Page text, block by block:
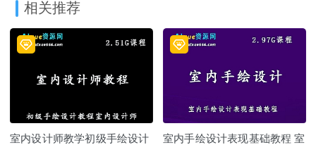
相关推荐
室内设计师教学初级手绘设计
室内手绘设计表现基础教程 室